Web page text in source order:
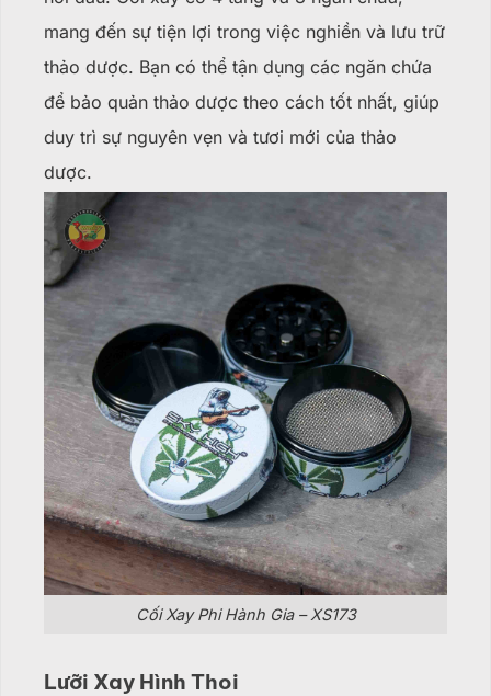
mang đến sự tiện lợi trong việc nghiền và lưu trữ
thảo dược. Bạn có thể tận dụng các ngăn chứa
để bảo quản thảo dược theo cách tốt nhất, giúp
duy trì sự nguyên vẹn và tươi mới của thảo
dược.
Cối Xay Phi Hành Gia – XS173
Lưỡi Xay Hình Thoi